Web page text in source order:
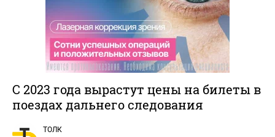
С 2023 года вырастут цены на билеты в
поездах дальнего следования
ТОЛК